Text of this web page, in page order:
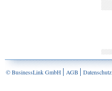
© BusinessLink GmbH AGB Datenschutz